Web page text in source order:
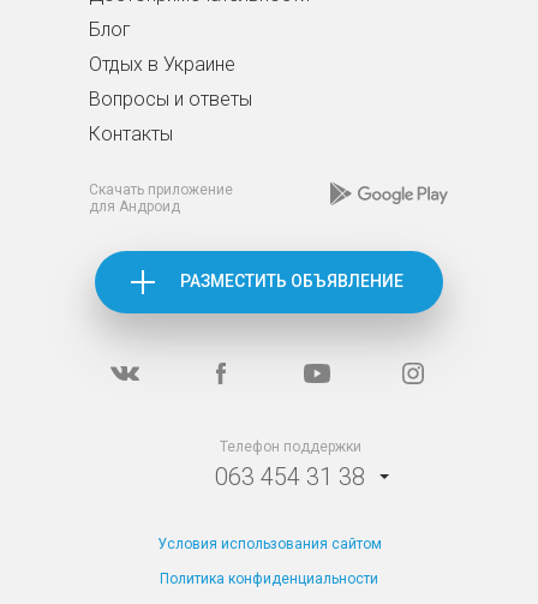
Блог
Отдых в Украине
Вопросы и ответы
Контакты
Скачать приложение
для Андроид
РАЗМЕСТИТЬ ОБЪЯВЛЕНИЕ
Телефон поддержки
063 454 31 38
Условия использования сайтом
Политика конфиденциальности